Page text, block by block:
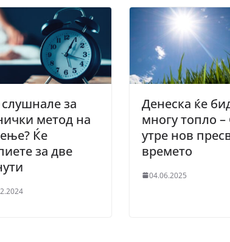
за
метод на
Ќе
за две
Денеска ќе
многу топло
утре нов
времето
04.06.2025